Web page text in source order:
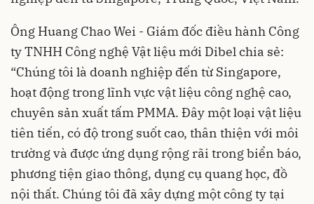
Ông Huang Chao Wei - Giám đốc điều hành Công
ty TNHH Công nghệ Vật liệu mới Dibel chia sẻ:
“Chúng tôi là doanh nghiệp đến từ Singapore,
hoạt động trong lĩnh vực vật liệu công nghệ cao,
chuyên sản xuất tấm PMMA. Đây một loại vật liệu
tiên tiến, có độ trong suốt cao, thân thiện với môi
trường và được ứng dụng rộng rãi trong biển báo,
phương tiện giao thông, dụng cụ quang học, đồ
nội thất. Chúng tôi đã xây dựng một công ty tại